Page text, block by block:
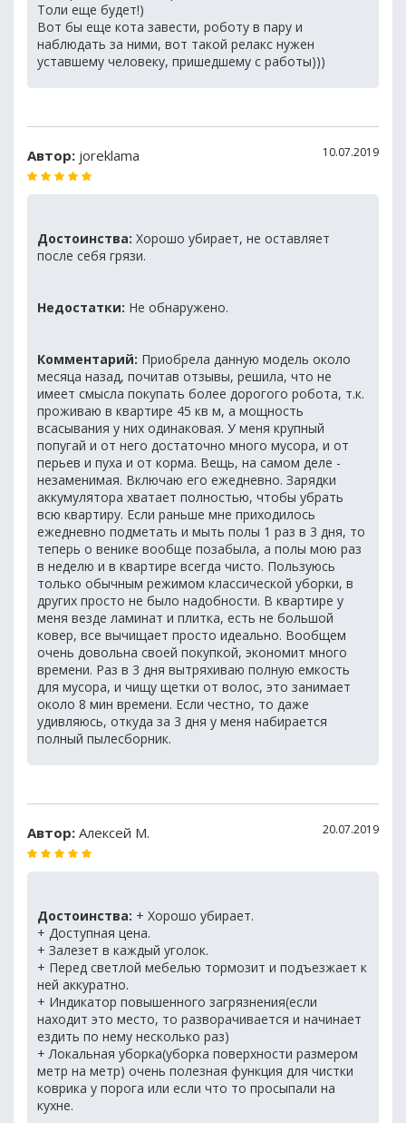
Толи еще будет!)
Вот бы еще кота завести, роботу в пару и
наблюдать за ними, вот такой релакс нужен
уставшему человеку, пришедшему с работы)))
Автор: joreklama 10.07.2019
Достоинства: Хорошо убирает, не оставляет
после себя грязи.
Недостатки: Не обнаружено.
Комментарий: Приобрела данную модель около
месяца назад, почитав отзывы, решила, что не
имеет смысла покупать более дорогого робота, т.к.
проживаю в квартире 45 кв м, а мощность
всасывания у них одинаковая. У меня крупный
попугай и от него достаточно много мусора, и от
перьев и пуха и от корма. Вещь, на самом деле -
незаменимая. Включаю его ежедневно. Зарядки
аккумулятора хватает полностью, чтобы убрать
всю квартиру. Если раньше мне приходилось
ежедневно подметать и мыть полы 1 раз в 3 дня, то
теперь о венике вообще позабыла, а полы мою раз
в неделю и в квартире всегда чисто. Пользуюсь
только обычным режимом классической уборки, в
других просто не было надобности. В квартире у
меня везде ламинат и плитка, есть не большой
ковер, все вычищает просто идеально. Вообщем
очень довольна своей покупкой, экономит много
времени. Раз в 3 дня вытряхиваю полную емкость
для мусора, и чищу щетки от волос, это занимает
около 8 мин времени. Если честно, то даже
удивляюсь, откуда за 3 дня у меня набирается
полный пылесборник.
Автор: Алексей М. 20.07.2019
Достоинства: + Хорошо убирает.
+ Доступная цена.
+ Залезет в каждый уголок.
+ Перед светлой мебелью тормозит и подъезжает к
ней аккуратно.
+ Индикатор повышенного загрязнения(если
находит это место, то разворачивается и начинает
ездить по нему несколько раз)
+ Локальная уборка(уборка поверхности размером
метр на метр) очень полезная функция для чистки
коврика у порога или если что то просыпали на
кухне.